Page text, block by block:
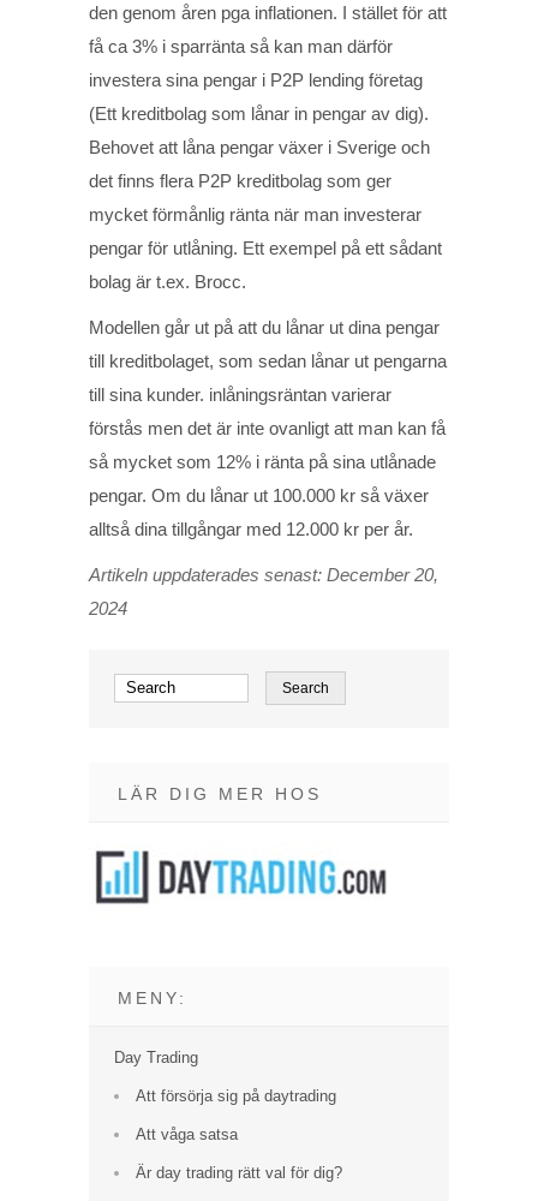
den genom åren pga inflationen. I stället för att
få ca 3% i sparränta så kan man därför
investera sina pengar i P2P lending företag
(Ett kreditbolag som lånar in pengar av dig).
Behovet att låna pengar växer i Sverige och
det finns flera P2P kreditbolag som ger
mycket förmånlig ränta när man investerar
pengar för utlåning. Ett exempel på ett sådant
bolag är t.ex. Brocc.
Modellen går ut på att du lånar ut dina pengar
till kreditbolaget, som sedan lånar ut pengarna
till sina kunder. inlåningsräntan varierar
förstås men det är inte ovanligt att man kan få
så mycket som 12% i ränta på sina utlånade
pengar. Om du lånar ut 100.000 kr så växer
alltså dina tillgångar med 12.000 kr per år.
Artikeln uppdaterades senast: December 20,
2024
LÄR DIG MER HOS
MENY:
Day Trading
Att försörja sig på daytrading
Att våga satsa
Är day trading rätt val för dig?